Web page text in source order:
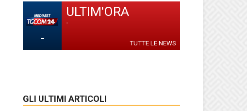
-
ULTIM'ORA
-
TUTTE LE NEWS
GLI ULTIMI ARTICOLI